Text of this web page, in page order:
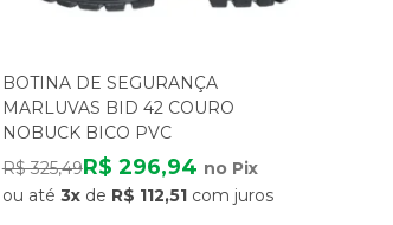
BOTINA DE SEGURANÇA
MARLUVAS BID 42 COURO
NOBUCK BICO PVC
R$ 325,49R$ 296,94 no Pix
ou até 3xde R$ 112,51 com juros